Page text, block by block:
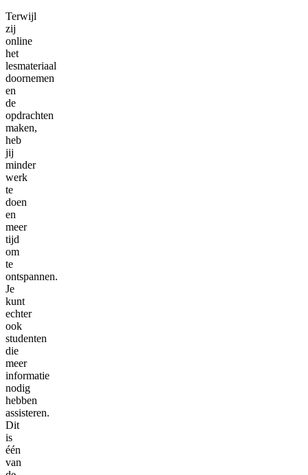
Terwijl
zij
online
het
lesmateriaal
doornemen
en
de
opdrachten
maken,
heb
jij
minder
werk
te
doen
en
meer
tijd
om
te
ontspannen.
Je
kunt
echter
ook
studenten
die
meer
informatie
nodig
hebben
assisteren.
Dit
is
één
van